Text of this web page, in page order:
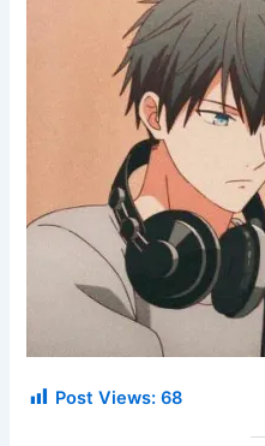
Post Views: 68